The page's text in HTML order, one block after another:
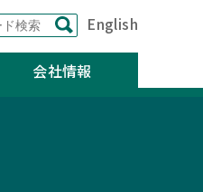
English
会社情報